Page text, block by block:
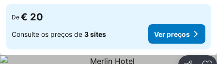
De € 20
Consulte os preços de 3 sites Ver preços